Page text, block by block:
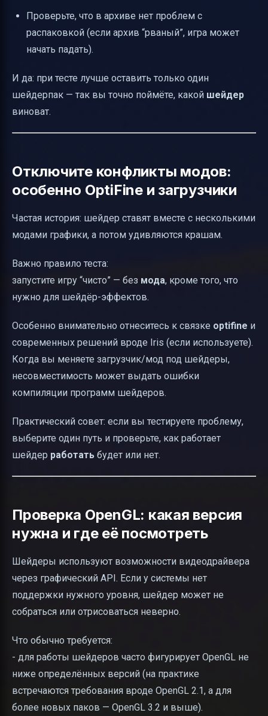
Проверьте, что в архиве нет проблем с
распаковкой (если архив “рваный”, игра может
начать падать).
И да: при тесте лучше оставить только один
шейдерпак — так вы точно поймёте, какой шейдер
виноват.
Отключите конфликты модов:
особенно OptiFine и загрузчики
Частая история: шейдер ставят вместе с несколькими
модами графики, а потом удивляются крашам.
Важно правило теста:
запустите игру “чисто” — без мода, кроме того, что
нужно для шейдёр-эффектов.
Особенно внимательно отнеситесь к связке optifine и
современных решений вроде Iris (если используете).
Когда вы меняете загрузчик/мод под шейдеры,
несовместимость может выдать ошибки
компиляции программ шейдеров.
Практический совет: если вы тестируете проблему,
выберите один путь и проверьте, как работает
шейдер работать будет или нет.
Проверка OpenGL: какая версия
нужна и где её посмотреть
Шейдеры используют возможности видеодрайвера
через графический API. Если у системы нет
поддержки нужного уровня, шейдер может не
собраться или отрисоваться неверно.
Что обычно требуется:
- для работы шейдеров часто фигурирует OpenGL не
ниже определённых версий (на практике
встречаются требования вроде OpenGL 2.1, а для
более новых паков — OpenGL 3.2 и выше).